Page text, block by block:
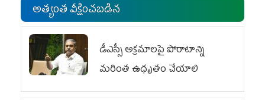
అత్యంత వీక్షించబడిన
డీఎస్సీ అక్రమాలపై పోరాటాన్ని
మరింత ఉధృతం చేయాలి